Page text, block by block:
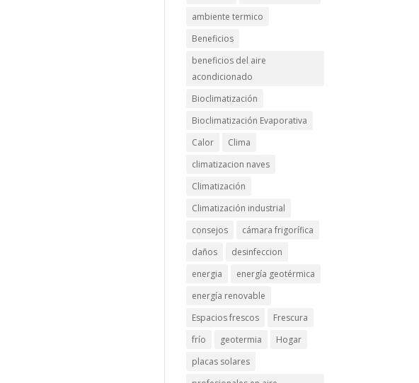
ambiente termico
Beneficios
beneficios del aire
acondicionado
Bioclimatización
Bioclimatización Evaporativa
Calor
Clima
climatizacion naves
Climatización
Climatización industrial
consejos
cámara frigorífica
daños
desinfeccion
energia
energía geotérmica
energía renovable
Espacios frescos
Frescura
frío
geotermia
Hogar
placas solares